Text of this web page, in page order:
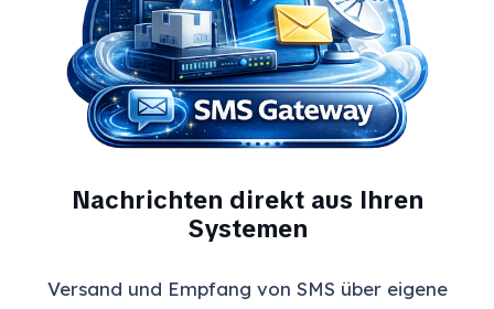
Nachrichten direkt aus Ihren
Systemen
Versand und Empfang von SMS über eigene